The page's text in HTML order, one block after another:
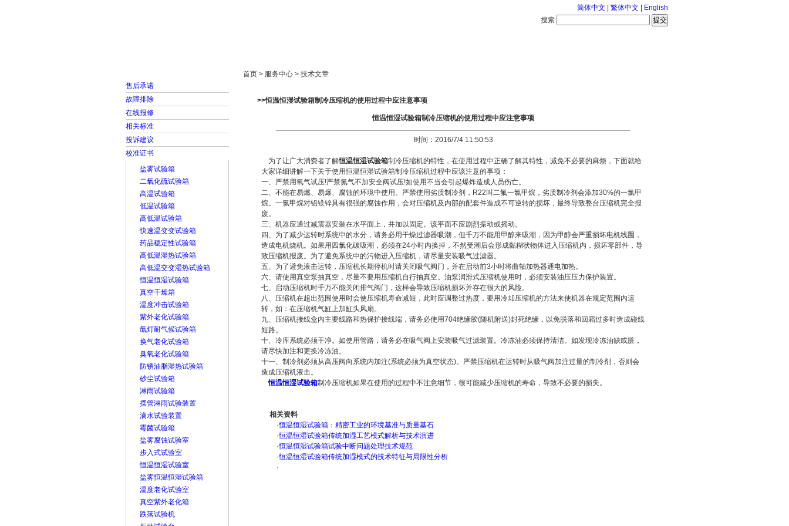
简体中文 繁体中文
English
搜索
售后承诺
故障排除
在线报修
相关标准
投诉建议
校准证书
盐雾试验箱
二氧化硫试验箱
高温试验箱
低温试验箱
高低温试验箱
快速温变变试验箱
药品稳定性试验箱
高低温湿热试验箱
高低温交变湿热试验箱
恒温恒湿试验箱
真空干燥箱
温度冲击试验箱
紫外老化试验箱
氙灯耐气候试验箱
换气老化试验箱
臭氧老化试验箱
防锈油脂湿热试验箱
砂尘试验箱
淋雨试验箱
摆管淋雨试验装置
滴水试验装置
霉菌试验箱
盐雾腐蚀试验室
步入式试验室
恒温恒湿试验室
盐雾恒温恒湿试验箱
温度老化试验室
真空紫外老化箱
跌落试验机
首页 > 服务中心 > 技术文章
>>恒温恒湿试验箱制冷压缩机的使用过程中应注意事项
恒温恒湿试验箱制冷压缩机的使用过程中应注意事项
时间：2016/7/4 11:50:53
为了让广大消费者了解恒温恒湿试验箱制冷压缩机的特性，在使用过程中正确了解其特性，减免不必要的麻烦，下面就给
大家详细讲解一下关于使用恒温恒湿试验箱制冷压缩机过程中应该注意的事项：
一、严禁用氧气试压!严禁氮气不加安全阀试压!如使用不当会引起爆炸造成人员伤亡。
二、不能在易燃、易爆、腐蚀的环境中使用。严禁使用劣质制冷剂，R22叫二氟一氯甲烷，劣质制冷剂会添加30%的一氯甲
烷。一氯甲烷对铝镁锌具有很强的腐蚀作用，会对压缩机及内部的配套件造成不可逆转的损坏，最终导致整台压缩机完全报
废。
三、机器应通过减震器安装在水平面上，并加以固定。该平面不应剧烈振动或摇动。
四、为了减少运转时系统中的水分，请务必用干燥过滤器吸潮，但千万不能用甲醇来吸潮，因为甲醇会严重损坏电机线圈，
造成电机烧机。如果用四氯化碳吸潮，必须在24小时内换掉，不然受潮后会形成黏糊状物体进入压缩机内，损坏零部件，导
致压缩机报废。为了避免系统中的污物进入压缩机，请尽量安装吸气过滤器。
五、为了避免液击运转，压缩机长期停机时请关闭吸气阀门，并在启动前3小时将曲轴加热器通电加热。
六、请使用真空泵抽真空，尽量不要用压缩机自行抽真空。油泵润滑式压缩机使用时，必须安装油压压力保护装置。
七、启动压缩机时千万不能关闭排气阀门，这样会导致压缩机损坏并存在很大的风险。
八、压缩机在超出范围使用时会使压缩机寿命减短，此时应调整过热度，要用冷却压缩机的方法来使机器在规定范围内运
转，如：在压缩机气缸上加缸头风扇。
九、压缩机接线盒内主要线路和热保护接线端，请务必使用704绝缘胶(随机附送)封死绝缘，以免脱落和回霜过多时造成碰线
短路。
十、冷库系统必须干净。如使用管路，请务必在吸气阀上安装吸气过滤装置。冷冻油必须保持清洁。如发现冷冻油缺或脏，
请尽快加注和更换冷冻油。
十一、制冷剂必须从高压阀向系统内加注(系统必须为真空状态)。严禁压缩机在运转时从吸气阀加注过量的制冷剂，否则会
造成压缩机液击。
恒温恒湿试验箱制冷压缩机如果在使用的过程中不注意细节，很可能减少压缩机的寿命，导致不必要的损失。
相关资料
·恒温恒湿试验箱：精密工业的环境基准与质量基石
·恒温恒湿试验箱传统加湿工艺模式解析与技术演进
·恒温恒湿试验箱试验中断问题处理技术规范
·恒温恒湿试验箱传统加湿模式的技术特征与局限性分析
·